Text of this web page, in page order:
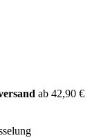
ab 42,90 €